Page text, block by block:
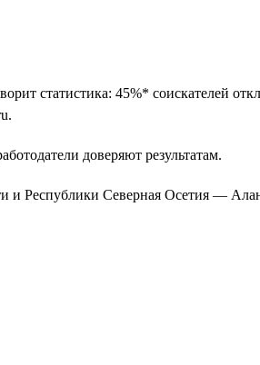
статистика: 45%* соискателей
доверяют результатам.
и Республики Северная Осетия —